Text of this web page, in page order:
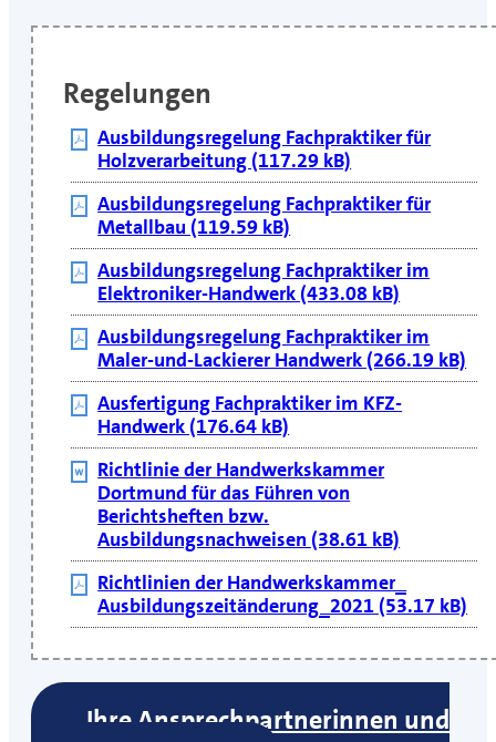
Regelungen
Ausbildungsregelung Fachpraktiker für
Holzverarbeitung (117.29 kB)
Ausbildungsregelung Fachpraktiker für
Metallbau (119.59 kB)
Ausbildungsregelung Fachpraktiker im
Elektroniker-Handwerk (433.08 kB)
Ausbildungsregelung Fachpraktiker im
Maler-und-Lackierer Handwerk (266.19 kB)
Ausfertigung Fachpraktiker im KFZ-
Handwerk (176.64 kB)
Richtlinie der Handwerkskammer
Dortmund für das Führen von
Berichtsheften bzw.
Ausbildungsnachweisen (38.61 kB)
Richtlinien der Handwerkskammer_
Ausbildungszeitänderung_2021 (53.17 kB)
Ihre Ansprechpartnerinnen und